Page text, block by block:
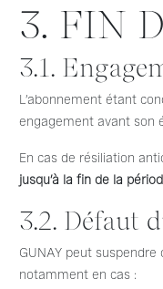
3. FIN
3.1.
L’abonnement étant
engagement avant son
En cas de résiliation
jusqu’à la fin de la
3.2. Défaut
GUNAY peut
notamment en cas :